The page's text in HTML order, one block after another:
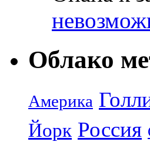
Облако
Америка
Йорк Россия